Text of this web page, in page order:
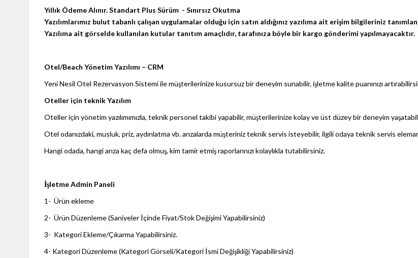
Yıllık Ödeme Alınır.Standart Plus Sürüm - Sınırsız Okutma
Yazılımlarımız bulut tabanlı çalışan uygulamalar olduğu için satın aldığınız yazılıma ait erişim bilgileriniz
Yazılıma ait görselde kullanılan kutular tanıtım amaçlıdır, tarafınıza böyle bir kargo gönderimi yapılmayacaktır.
Otel/Beach Yönetim Yazılımı – CRM
Yeni Nesil Otel Rezervasyon Sistemi ile müşterilerinize kusursuz bir deneyim sunabilir, işletme kalite puanınızı
Oteller için teknik Yazılım
Oteller için yönetim yazılımımızla, teknik personel takibi yapabilir, müşterilerinize kolay ve üst düzey bir deneyim
Otel odanızdaki, musluk, priz, aydınlatma vb. arızalarda müşteriniz teknik servis isteyebilir, ilgili odaya teknik servis
Hangi odada, hangi arıza kaç defa olmuş, kim tamir etmiş raporlarınızı kolaylıkla tutabilirsiniz.
İşletme Admin Paneli
1- Ürün ekleme
2- Ürün Düzenleme (Saniyeler İçinde Fiyat/Stok Değişimi Yapabilirsiniz)
3- Kategori Ekleme/Çıkarma Yapabilirsiniz.
4- Kategori Düzenleme (Kategori Görseli/Kategori İsmi Değişikliği Yapabilirsiniz)